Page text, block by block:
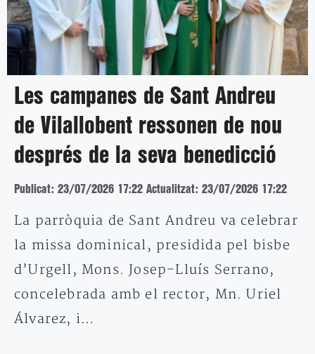
Les campanes de Sant Andreu
de Vilallobent ressonen de nou
després de la seva benedicció
Publicat: 23/07/2026 17:22 Actualitzat: 23/07/2026 17:22
La parròquia de Sant Andreu va celebrar
la missa dominical, presidida pel bisbe
d’Urgell, Mons. Josep-Lluís Serrano,
concelebrada amb el rector, Mn. Uriel
Álvarez, i…